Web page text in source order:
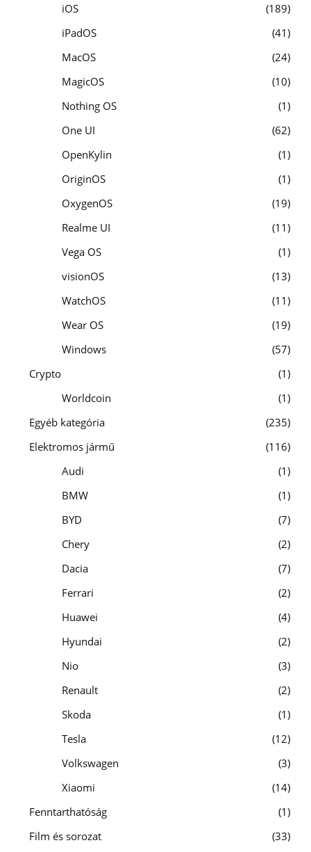
iOS
189
iPadOS
41
MacOS
24
MagicOS
10
Nothing OS
1
One UI
62
OpenKylin
1
OriginOS
1
OxygenOS
19
Realme UI
11
Vega OS
1
visionOS
13
WatchOS
11
Wear OS
19
Windows
57
Crypto
1
Worldcoin
1
Egyéb kategória
235
Elektromos jármű
116
Audi
1
BMW
1
BYD
7
Chery
2
Dacia
7
Ferrari
2
Huawei
4
Hyundai
2
Nio
3
Renault
2
Skoda
1
Tesla
12
Volkswagen
3
Xiaomi
14
Fenntarthatóság
1
Film és sorozat
33